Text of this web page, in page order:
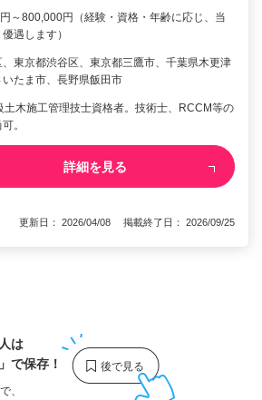
～800,000円（経験・資格・年齢に応じ、当
遇します）
東京都渋谷区、東京都三鷹市、千葉県木更津
たま市、長野県飯田市
土木施工管理技士資格者。技術士、RCCM等の
。
詳細を見る
更新日： 2026/04/08 掲載終了日： 2026/09/25
は
」で保存！
、